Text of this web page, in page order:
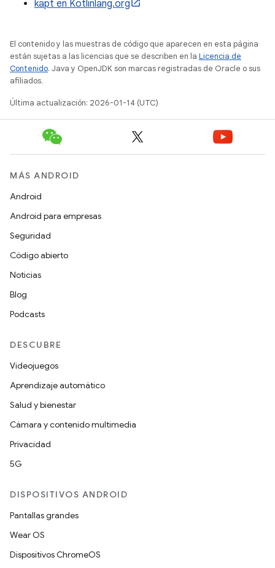
kapt en Kotlinlang.org
El contenido y las muestras de código que aparecen en esta página
están sujetas a las licencias que se describen en la Licencia de
Contenido. Java y OpenJDK son marcas registradas de Oracle o sus
afiliados.
Última actualización: 2026-01-14 (UTC)
MÁS ANDROID
Android
Android para empresas
Seguridad
Código abierto
Noticias
Blog
Podcasts
DESCUBRE
Videojuegos
Aprendizaje automático
Salud y bienestar
Cámara y contenido multimedia
Privacidad
5G
DISPOSITIVOS ANDROID
Pantallas grandes
Wear OS
Dispositivos ChromeOS